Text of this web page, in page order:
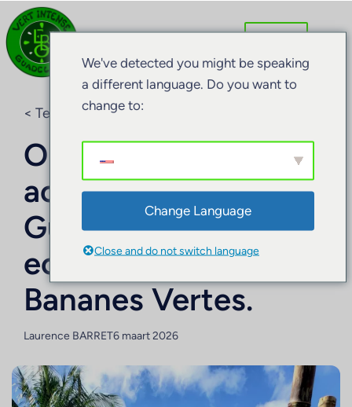
< Terug naar de blog
Ongebruikelijke
accommodatie op
Guadeloupe: de
ecolodges Les
Bananes Vertes.
Laurence BARRET6 maart 2026
We've detected you might be speaking
a different language. Do you want to
change to:
Change Language
Close and do not switch language